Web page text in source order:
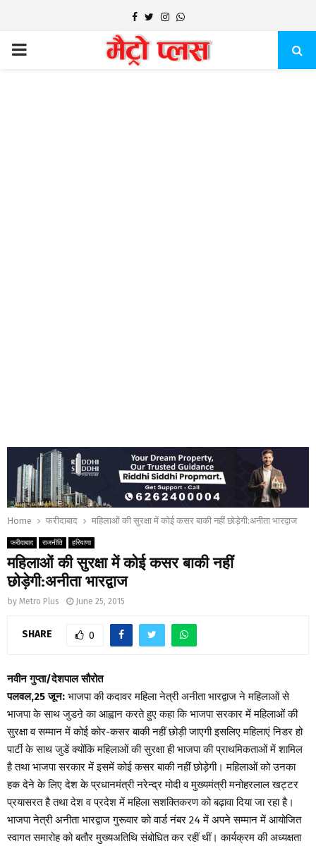
Facebook
TwitterInstagram
Whatsapp
PRIMARY
Home फरीदाबाद महिलाओं की सुरक्षा में कोई कसर बाकी नहीं छोड़ेगी:अनीता भारद्वाज
फरीदाबाद राजनीति हरियाणा
महिलाओं की सुरक्षा में कोई कसर बाकी नहीं
छोड़ेगी:अनीता भारद्वाज
by Metro Plus June 25, 2015
SHARE 0
नवीन गुप्ता/देशपाल सौरोत
पलवल,25 जून: भाजपा की कदावर महिला नेत्री अनीता भारद्वाज ने महिलाओं से
भाजपा के साथ जुडऩे का आह्वान करते हुए कहा कि भाजपा सरकार में महिलाओं की
सुरक्षा व सम्मान में कोई कोर-कसर बाकी नहीं छोड़ी जाएगी इसलिए महिलाएं निडर हो
पार्टी के साथ जुडें क्योंकि महिलाओं की सुरक्षा ही भाजपा की प्राथमिकताओं में शामिल
है तथा भाजपा सरकार में इसमें कोई कसर बाकी नहीं छोड़ेगी। महिलाओं को उनका
हक देने के लिए देश के प्रधानमंत्री नरेन्द्र मोदी व मुख्यमंत्री मनोहरलाल खट्टर
प्रयासरत है तथा देश व प्रदेश में महिला सशक्तिकरण को बढ़ावा दिया जा रहा है।
भाजपा नेत्री अनीता भारद्वाज गुरूवार को वार्ड नंबर 24 में अपने सम्मान में आयोजित
स्वागत समारोह को बतौर मुख्यअतिथि संबोधित कर रहीं थीं। कार्यक्रम की अध्यक्षता